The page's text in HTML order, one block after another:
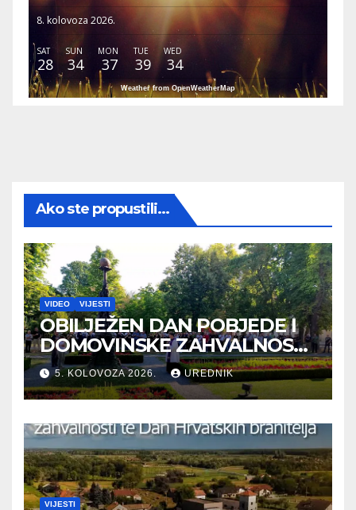
8. kolovoza 2026.
SAT
28
SUN
34
MON
37
TUE
39
WED
34
Weather from OpenWeatherMap
Ako ste propustili...
VIDEO VIJESTI
OBILJEŽEN DAN POBJEDE I
DOMOVINSKE ZAHVALNOSTI
TE DAN HRVATSKIH
BRANITELJA
5. KOLOVOZA 2026. UREDNIK
VIJESTI